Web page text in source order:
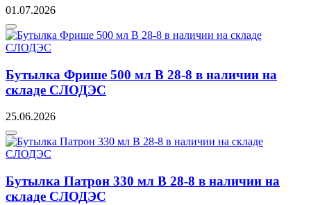
01.07.2026
Бутылка Фрише 500 мл B 28-8 в наличии на
складе СЛОДЭС
25.06.2026
Бутылка Патрон 330 мл B 28-8 в наличии на
складе СЛОДЭС